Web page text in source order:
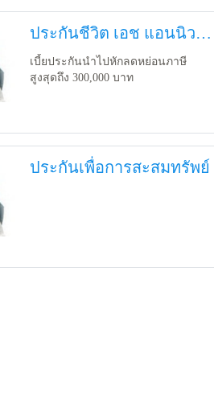
ประกันชีวิต เอช แอนนิวตี้ เรดดี้
เบี้ยประกันนำไปหักลดหย่อนภาษี
สูงสุดถึง 300,000 บาท
ประกันเพื่อการสะสมทรัพย์